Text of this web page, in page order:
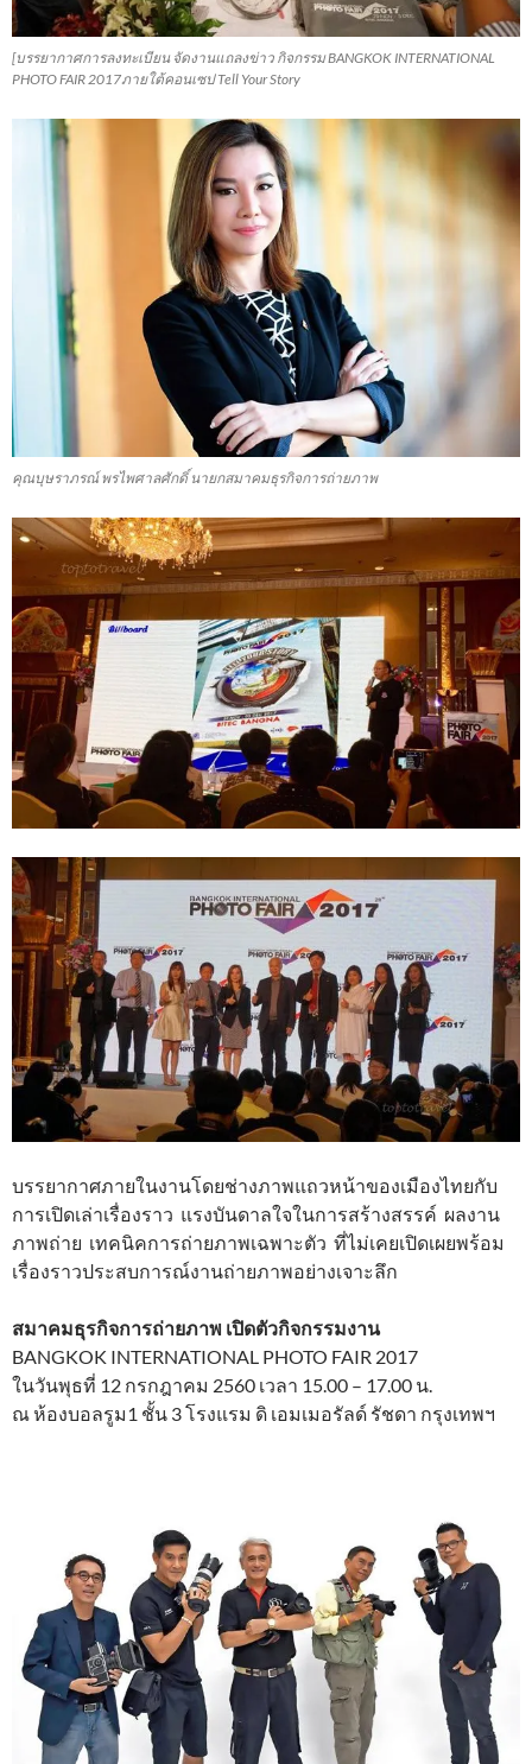
[บรรยากาศการลงทะเบียน จัดงานแถลงข่าว กิจกรรม BANGKOK INTERNATIONAL
PHOTO FAIR 2017ภายใต้คอนเซป Tell Your Story
คุณบุษราภรณ์ พรไพศาลศักดิ์ นายกสมาคมธุรกิจการถ่ายภาพ
บรรยากาศภายในงานโดยช่างภาพแถวหน้าของเมืองไทยกับ
การเปิดเล่าเรื่องราว แรงบันดาลใจในการสร้างสรรค์ ผลงาน
ภาพถ่าย เทคนิคการถ่ายภาพเฉพาะตัว ที่ไม่เคยเปิดเผยพร้อม
เรื่องราวประสบการณ์งานถ่ายภาพอย่างเจาะลึก
สมาคมธุรกิจการถ่ายภาพ เปิดตัวกิจกรรมงาน
BANGKOK INTERNATIONAL PHOTO FAIR 2017
ในวันพุธที่ 12 กรกฎาคม 2560 เวลา 15.00 – 17.00 น.
ณ ห้องบอลรูม1 ชั้น 3 โรงแรม ดิ เอมเมอรัลด์ รัชดา กรุงเทพฯ